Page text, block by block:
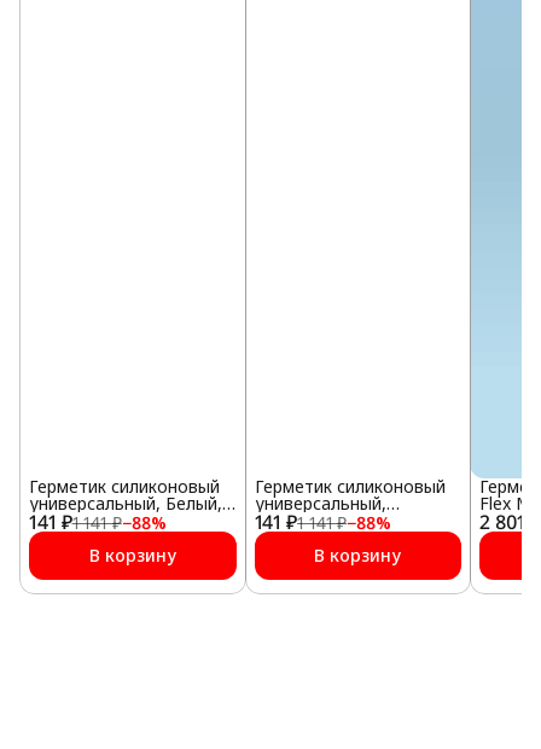
141 ₽1 141 ₽−88%
Герметик силиконовый
универсальный, Белый,
РЕМОНТ НА 100%, 260
мл
В корзину
141 ₽1 141 ₽−88%
Герметик силиконовый
универсальный,
Бесцветный, РЕМОНТ
НА 100%, 260 мл
В корзину
2 801 ₽
Flex
серый